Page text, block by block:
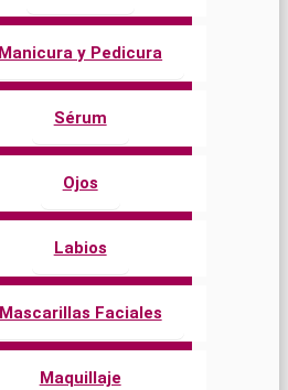
Manicura y Pedicura
Sérum
Ojos
Labios
Mascarillas Faciales
Maquillaje